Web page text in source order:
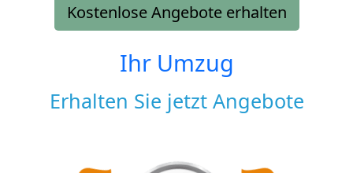
Kostenlose Angebote erhalten
Ihr Umzug
Erhalten Sie jetzt Angebote